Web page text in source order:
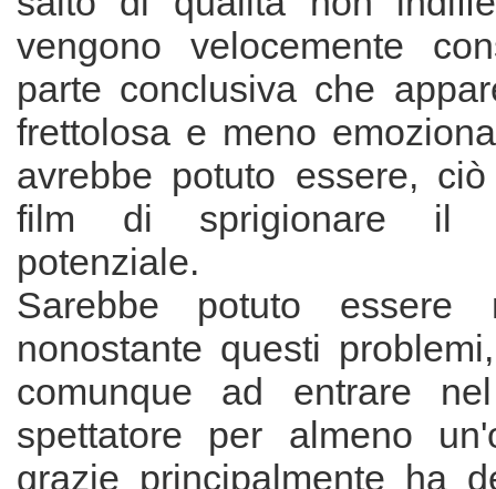
vengono velocemente
parte conclusiva che
frettolosa e meno
avrebbe potuto essere,
film di sprigionare il
potenziale.
Sarebbe potuto essere
nonostante questi
comunque ad entrare
spettatore per almeno
grazie principalmente ha